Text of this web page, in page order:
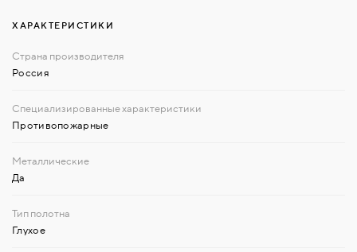
ХАРАКТЕРИСТИКИ
Россия
Противопожарные
Да
Глухое